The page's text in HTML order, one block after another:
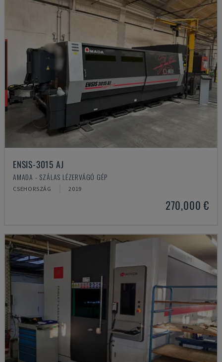
ENSIS-3015 AJ
AMADA - SZÁLAS LÉZERVÁGÓ GÉP
CSEHORSZÁG 2019
270,000 €